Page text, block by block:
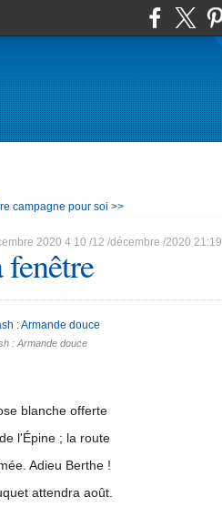
campagne pour soi >>
2020 4 10 /12 /décembre /2020 21:19
: Armande douce
blanche offerte
l'Épine ; la route
Adieu Berthe !
attendra août.